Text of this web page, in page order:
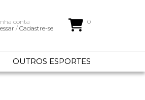
conta
/ Cadastre-se
0
OUTROS ESPORTES